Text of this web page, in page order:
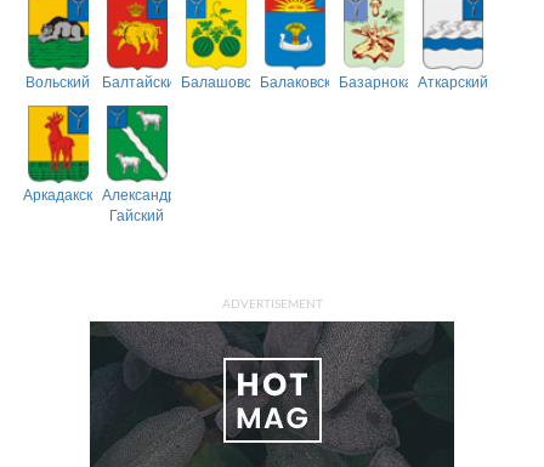
Вольский БалтайскийБалашовскийБалаковскийБазарнокарабулакский
Аткарский
АркадакскийАлександрово-
Гайский
ADVERTISEMENT